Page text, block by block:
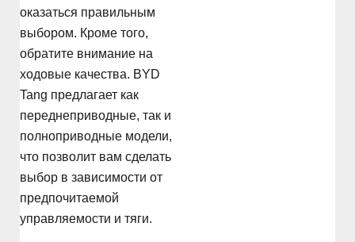
оказаться правильным
выбором. Кроме того,
обратите внимание на
ходовые качества. BYD
Tang предлагает как
переднеприводные, так и
полноприводные модели,
что позволит вам сделать
выбор в зависимости от
предпочитаемой
управляемости и тяги.